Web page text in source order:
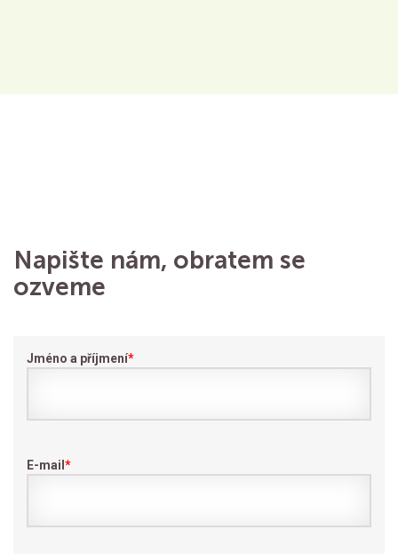
Napište nám, obratem se
ozveme
Jméno a příjmení*
E-mail *